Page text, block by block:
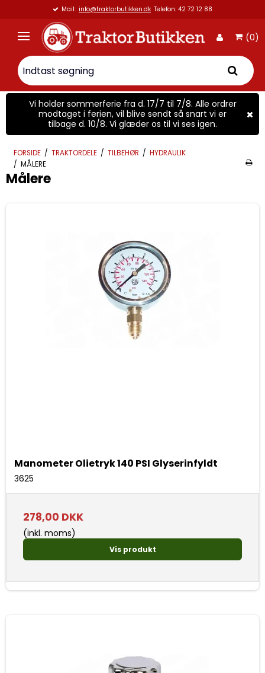
Mail: info@traktorbutikken.dk Telefon: 42 72 12 88
(0)
Vi holder sommerferie fra d. 17/7 til 7/8. Alle ordrer
modtaget i ferien, vil blive sendt så snart vi er
tilbage d. 10/8. Vi glæder os til vi ses igen.
FORSIDE / TRAKTORDELE / TILBEHØR / HYDRAULIK
/ MÅLERE
Målere
Manometer Olietryk 140 PSI Glyserinfyldt
3625
278,00 DKK
(inkl. moms)
Vis produkt